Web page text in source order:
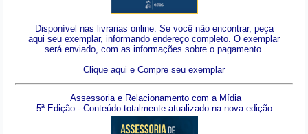
Disponível nas livrarias online. Se você não encontrar, peça
aqui seu exemplar, informando endereço completo. O exemplar
será enviado, com as informações sobre o pagamento.
Clique aqui e Compre seu exemplar
Assessoria e Relacionamento com a Mídia
5ª Edição - Conteúdo totalmente atualizado na nova edição